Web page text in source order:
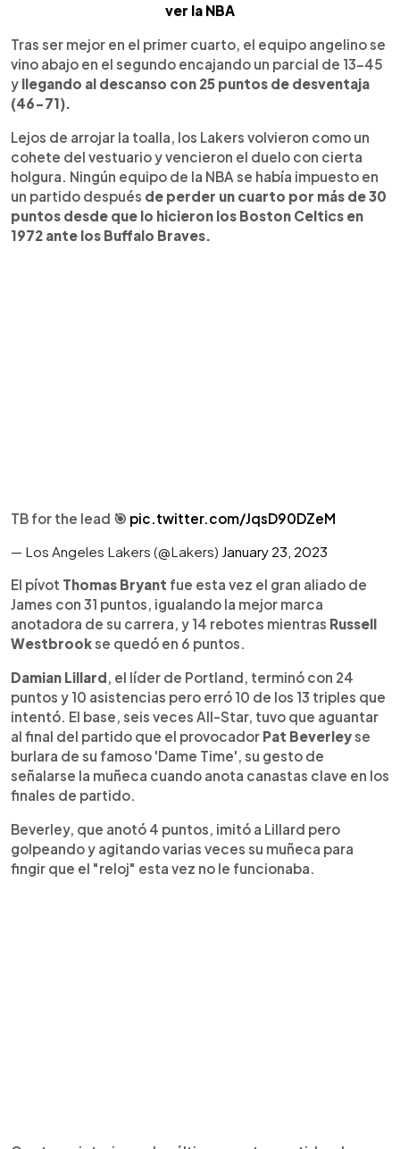
ver la NBA
Tras ser mejor en el primer cuarto, el equipo angelino se
vino abajo en el segundo encajando un parcial de 13-45
y llegando al descanso con 25 puntos de desventaja
(46-71).
Lejos de arrojar la toalla, los Lakers volvieron como un
cohete del vestuario y vencieron el duelo con cierta
holgura. Ningún equipo de la NBA se había impuesto en
un partido después de perder un cuarto por más de 30
puntos desde que lo hicieron los Boston Celtics en
1972 ante los Buffalo Braves.
TB for the lead 🎯 pic.twitter.com/JqsD90DZeM
— Los Angeles Lakers (@Lakers) January 23, 2023
El pívot Thomas Bryant fue esta vez el gran aliado de
James con 31 puntos, igualando la mejor marca
anotadora de su carrera, y 14 rebotes mientras Russell
Westbrookse quedó en 6 puntos.
Damian Lillard, el líder de Portland, terminó con 24
puntos y 10 asistencias pero erró 10 de los 13 triples que
intentó. El base, seis veces All-Star, tuvo que aguantar
al final del partido que el provocador Pat Beverleyse
burlara de su famoso 'Dame Time', su gesto de
señalarse la muñeca cuando anota canastas clave en los
finales de partido.
Beverley, que anotó 4 puntos, imitó a Lillard pero
golpeando y agitando varias veces su muñeca para
fingir que el "reloj" esta vez no le funcionaba.